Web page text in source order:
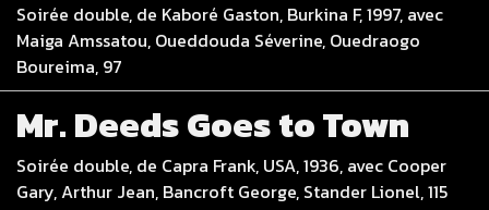
Soirée double, de Kaboré Gaston, Burkina F, 1997, avec
Maiga Amssatou, Oueddouda Séverine, Ouedraogo
Boureima, 97
Mr. Deeds Goes to Town
Soirée double, de Capra Frank, USA, 1936, avec Cooper
Gary, Arthur Jean, Bancroft George, Stander Lionel, 115